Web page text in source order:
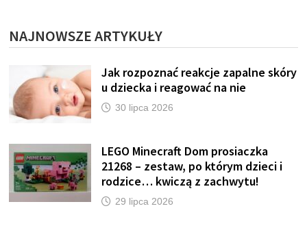
NAJNOWSZE ARTYKUŁY
Jak rozpoznać reakcje zapalne skóry
u dziecka i reagować na nie
30 lipca 2026
LEGO Minecraft Dom prosiaczka
21268 – zestaw, po którym dzieci i
rodzice… kwiczą z zachwytu!
29 lipca 2026